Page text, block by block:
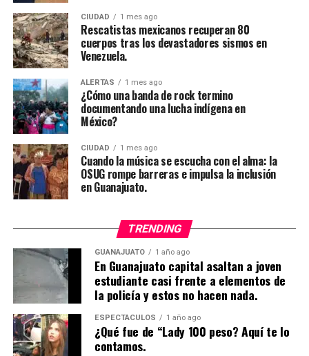
CIUDAD 1 mes ago
Rescatistas mexicanos recuperan 80
cuerpos tras los devastadores sismos en
Venezuela.
ALERTAS 1 mes ago
¿Cómo una banda de rock termino
documentando una lucha indígena en
México?
CIUDAD 1 mes ago
Cuando la música se escucha con el alma: la
OSUG rompe barreras e impulsa la inclusión
en Guanajuato.
TRENDING
GUANAJUATO 1 año ago
En Guanajuato capital asaltan a joven
estudiante casi frente a elementos de
la policía y estos no hacen nada.
ESPECTÁCULOS 1 año ago
¿Qué fue de “Lady 100 peso? Aquí te lo
contamos.